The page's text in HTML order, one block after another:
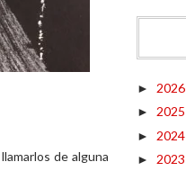
de alguna
► 2026
► 2025
► 2024
► 2023